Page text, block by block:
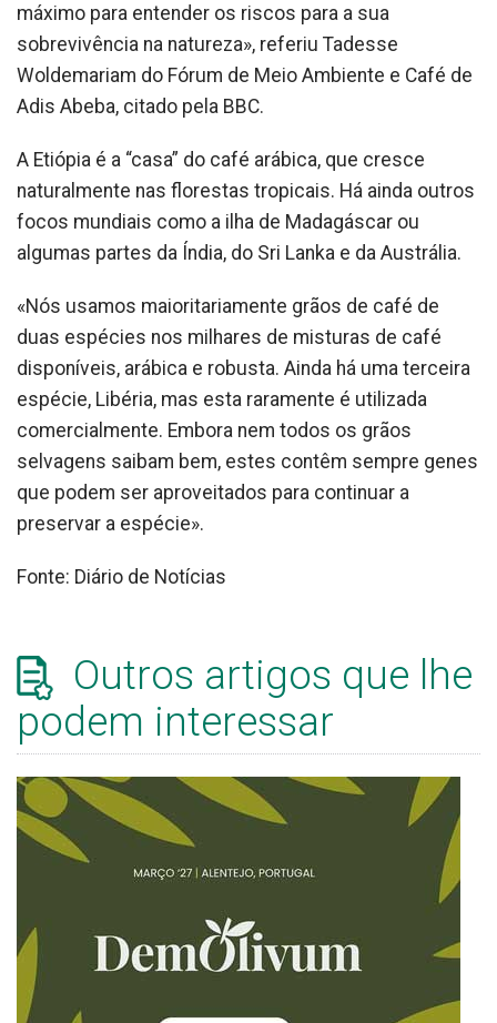
máximo para entender os riscos para a sua
sobrevivência na natureza», referiu Tadesse
Woldemariam do Fórum de Meio Ambiente e Café de
Adis Abeba, citado pela BBC.
A Etiópia é a “casa” do café arábica, que cresce
naturalmente nas florestas tropicais. Há ainda outros
focos mundiais como a ilha de Madagáscar ou
algumas partes da Índia, do Sri Lanka e da Austrália.
«Nós usamos maioritariamente grãos de café de
duas espécies nos milhares de misturas de café
disponíveis, arábica e robusta. Ainda há uma terceira
espécie, Libéria, mas esta raramente é utilizada
comercialmente. Embora nem todos os grãos
selvagens saibam bem, estes contêm sempre genes
que podem ser aproveitados para continuar a
preservar a espécie».
Fonte: Diário de Notícias
Outros artigos que lhe
podem interessar